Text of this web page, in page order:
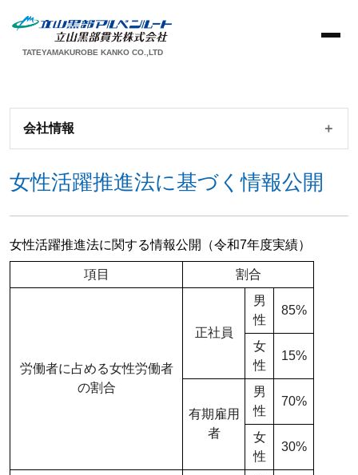
TATEYAMAKUROBE KANKO CO.,LTD
会社情報
女性活躍推進法に基づく情報公開
女性活躍推進法に関する情報公開（令和7年度実績）
項目 割合
労働者に占める女性労働者
の割合
正社員
男
性
85%
女
性
15%
有期雇用
者
男
性
70%
女
性
30%